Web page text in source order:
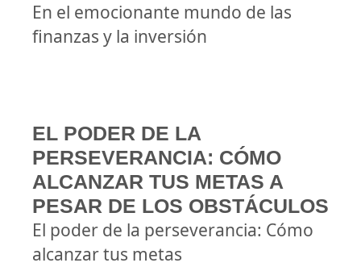
En el emocionante mundo de las
finanzas y la inversión
EL PODER DE LA
PERSEVERANCIA: CÓMO
ALCANZAR TUS METAS A
PESAR DE LOS OBSTÁCULOS
El poder de la perseverancia: Cómo
alcanzar tus metas